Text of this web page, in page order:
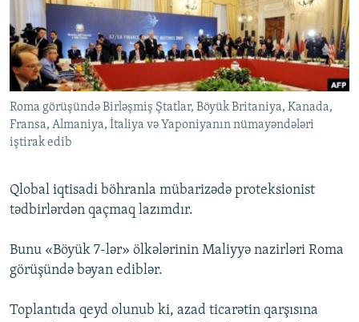
İNFOQRAFIKA
KARIKATURA
AZƏRBAYCAN ƏDƏBIYYATI KITABXANASI
İSLAM VƏ DEMOKRATIYA
İZ - MƏDƏNIYYƏT PROQRAMI
MISSIYAMIZ
PEŞƏ ETIKASI VƏ JURNALISTIKA STANDARTLARIMIZ
MATERIALLARIMIZDAN ISTIFADƏ
AZADLIQRADIOSU MOBIL TELEFONUNUZDA
BIZIMLƏ ƏLAQƏ
BIZI IZLƏ
RFE/RL-in bütün saytları
Roma görüşündə Birləşmiş Ştatlar, Böyük Britaniya, Kanada,
Fransa, Almaniya, İtaliya və Yaponiyanın nümayəndələri
iştirak edib
Qlobal iqtisadi böhranla mübarizədə proteksionist
tədbirlərdən qaçmaq lazımdır.
Bunu «Böyük 7-lər» ölkələrinin Maliyyə nazirləri Roma
görüşündə bəyan ediblər.
Toplantıda qeyd olunub ki, azad ticarətin qarşısına